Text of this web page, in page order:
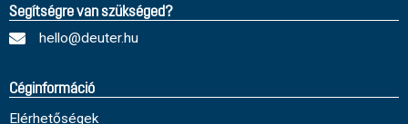
Segítségre van szükséged?
hello@deuter.hu
Céginformáció
Elérhetőségek